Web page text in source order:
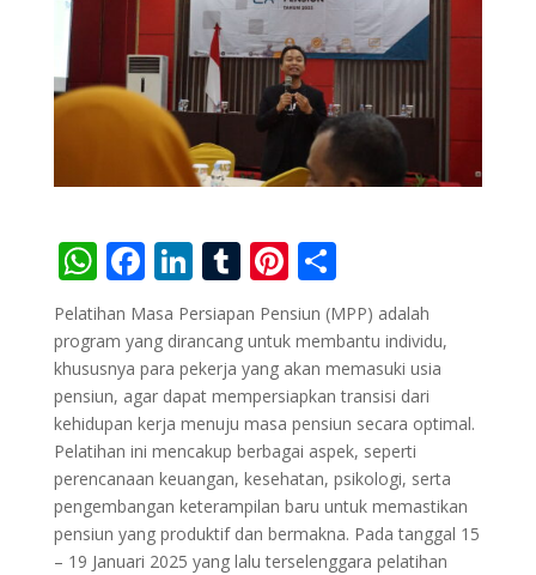
W
h
at
s
A
p
p
F
ac
e
b
o
o
k
Li
n
k
e
dI
n
T
u
m
bl
r
Pi
nt
er
e
st
S
h
ar
e
Pelatihan Masa Persiapan Pensiun (MPP) adalah
program yang dirancang untuk membantu individu,
khususnya para pekerja yang akan memasuki usia
pensiun, agar dapat mempersiapkan transisi dari
kehidupan kerja menuju masa pensiun secara optimal.
Pelatihan ini mencakup berbagai aspek, seperti
perencanaan keuangan, kesehatan, psikologi, serta
pengembangan keterampilan baru untuk memastikan
pensiun yang produktif dan bermakna. Pada tanggal 15
– 19 Januari 2025 yang lalu terselenggara pelatihan